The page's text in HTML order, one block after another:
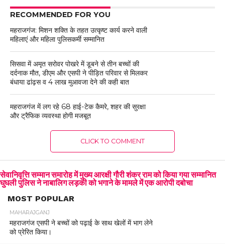
RECOMMENDED FOR YOU
महराजगंज: मिशन शक्ति के तहत उत्कृष्ट कार्य करने वाली
महिलाएं और महिला पुलिसकर्मी सम्मानित
सिसवा में अमृत सरोवर पोखरे में डूबने से तीन बच्चों की
दर्दनाक मौत, डीएम और एसपी ने पीड़ित परिवार से मिलकर
बंधाया ढांढ़स व 4 लाख मुआवजा देने की कही बात
महराजगंज में लग रहे 68 हाई-टेक कैमरे, शहर की सुरक्षा
और ट्रैफिक व्यवस्था होगी मजबूत
CLICK TO COMMENT
सेवानिवृत्ति सम्मान समारोह में मुख्य आरक्षी गौरी शंकर राम को किया गया सम्मानित
घुघली पुलिस ने नाबालिग लड़की को भगाने के मामले में एक आरोपी दबोचा
MOST POPULAR
MAHARAJGANJ
महराजगंज एसपी ने बच्चों को पढ़ाई के साथ खेलों में भाग लेने
को प्रेरित किया।